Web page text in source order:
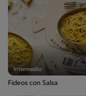
Intermedio
Fideos con Salsa